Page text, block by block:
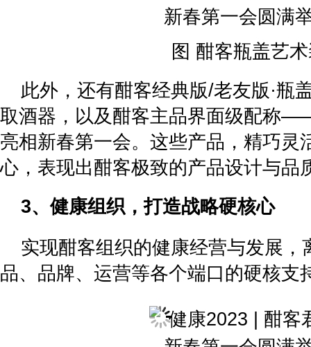
图 酣客瓶盖艺
此外，还有酣客经典版/老友版·瓶
取酒器，以及酣客主品界面级配称
亮相新春第一会。这些产品，精巧灵
心，表现出酣客极致的产品设计与品
3、健康组织，打造战略硬核心
实现酣客组织的健康经营与发展，
品、品牌、运营等各个端口的硬核支